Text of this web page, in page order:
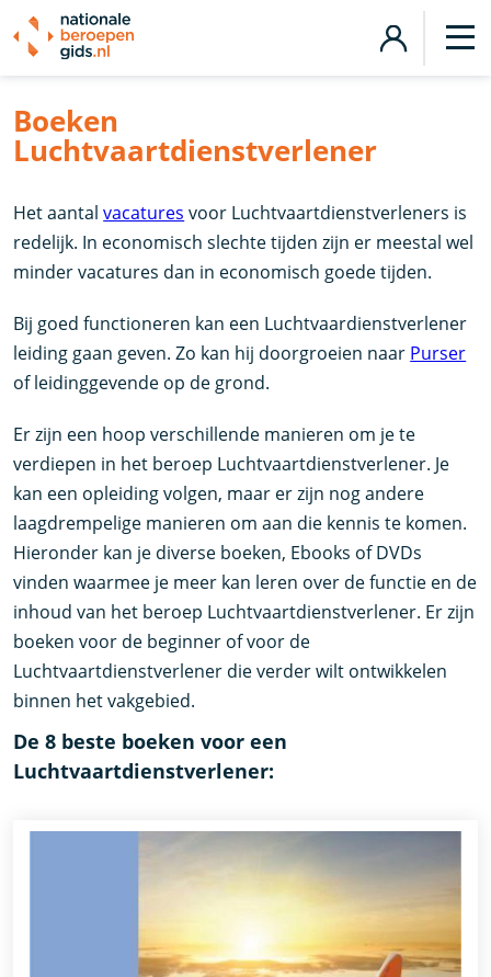
Boeken
Luchtvaartdienstverlener
Het aantalvacatures voor Luchtvaartdienstverleners is
redelijk. In economisch slechte tijden zijn er meestal wel
minder vacatures dan in economisch goede tijden.
Bij goed functioneren kan een Luchtvaardienstverlener
leiding gaan geven. Zo kan hij doorgroeien naar Purser
of leidinggevende op de grond.
Er zijn een hoop verschillende manieren om je te
verdiepen in het beroep Luchtvaartdienstverlener. Je
kan een opleiding volgen, maar er zijn nog andere
laagdrempelige manieren om aan die kennis te komen.
Hieronder kan je diverse boeken, Ebooks of DVDs
vinden waarmee je meer kan leren over de functie en de
inhoud van het beroep Luchtvaartdienstverlener. Er zijn
boeken voor de beginner of voor de
Luchtvaartdienstverlener die verder wilt ontwikkelen
binnen het vakgebied.
De 8 beste boeken voor een
Luchtvaartdienstverlener: